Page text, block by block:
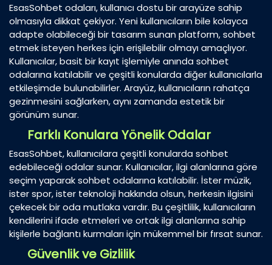
EsasSohbet odaları, kullanıcı dostu bir arayüze sahip
olmasıyla dikkat çekiyor. Yeni kullanıcıların bile kolayca
adapte olabileceği bir tasarım sunan platform, sohbet
etmek isteyen herkes için erişilebilir olmayı amaçlıyor.
Kullanıcılar, basit bir kayıt işlemiyle anında sohbet
odalarına katılabilir ve çeşitli konularda diğer kullanıcılarla
etkileşimde bulunabilirler. Arayüz, kullanıcıların rahatça
gezinmesini sağlarken, aynı zamanda estetik bir
görünüm sunar.
Farklı Konulara Yönelik Odalar
EsasSohbet, kullanıcılara çeşitli konularda sohbet
edebileceği odalar sunar. Kullanıcılar, ilgi alanlarına göre
seçim yaparak sohbet odalarına katılabilir. İster müzik,
ister spor, ister teknoloji hakkında olsun, herkesin ilgisini
çekecek bir oda mutlaka vardır. Bu çeşitlilik, kullanıcıların
kendilerini ifade etmeleri ve ortak ilgi alanlarına sahip
kişilerle bağlantı kurmaları için mükemmel bir fırsat sunar.
Güvenlik ve Gizlilik